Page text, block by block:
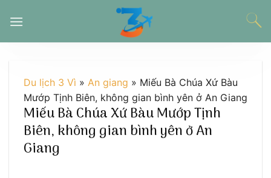
đến
Du lịch 3 Vì » An giang » Miếu Bà Chúa Xứ Bàu
Mướp Tịnh Biên, không gian bình yên ở An Giang
Miếu Bà Chúa Xứ Bàu Mướp Tịnh
Biên, không gian bình yên ở An
Giang